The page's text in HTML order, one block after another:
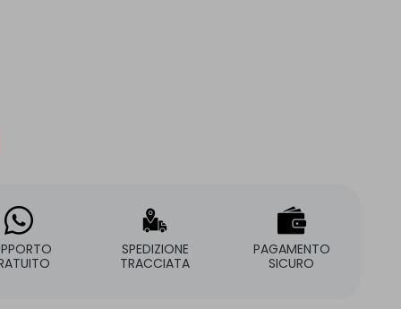
SPEDIZIONE
TRACCIATA
PAGAMENTO
SICURO